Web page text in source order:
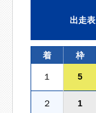
出走表
着 枠
１ 5
２ 1